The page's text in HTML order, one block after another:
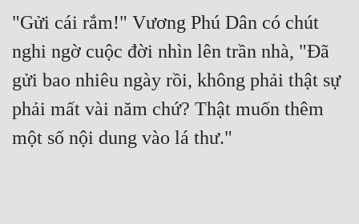
"Gửi cái rắm!" Vương Phú Dân có chút
nghi ngờ cuộc đời nhìn lên trần nhà, "Đã
gửi bao nhiêu ngày rồi, không phải thật sự
phải mất vài năm chứ? Thật muốn thêm
một số nội dung vào lá thư."